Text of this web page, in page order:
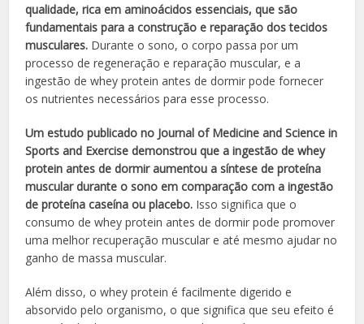
qualidade, rica em aminoácidos essenciais, que são
fundamentais para a construção e reparação dos tecidos
musculares. Durante o sono, o corpo passa por um
processo de regeneração e reparação muscular, e a
ingestão de whey protein antes de dormir pode fornecer
os nutrientes necessários para esse processo.
Um estudo publicado no Journal of Medicine and Science in
Sports and Exercise demonstrou que a ingestão de whey
protein antes de dormir aumentou a síntese de proteína
muscular durante o sono em comparação com a ingestão
de proteína caseína ou placebo. Isso significa que o
consumo de whey protein antes de dormir pode promover
uma melhor recuperação muscular e até mesmo ajudar no
ganho de massa muscular.
Além disso, o whey protein é facilmente digerido e
absorvido pelo organismo, o que significa que seu efeito é